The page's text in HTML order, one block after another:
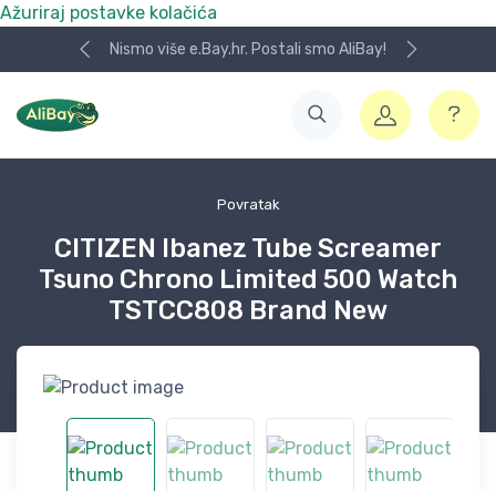
Ažuriraj postavke kolačića
Nismo više e.Bay.hr. Postali smo AliBay!
Povratak
CITIZEN Ibanez Tube Screamer
Tsuno Chrono Limited 500 Watch
TSTCC808 Brand New